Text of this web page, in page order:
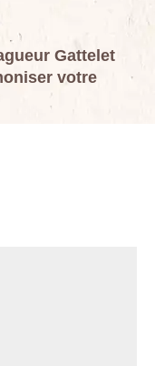
Gattelet
votre